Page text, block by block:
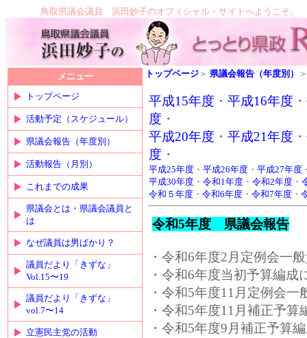
鳥取県議会議員 浜田妙子のオフィシャル・サイトへようこそ。
メニュー
トップページ
活動予定（スケジュール）
県議会報告（年度別）
活動報告（月別）
これまでの成果
県議会とは・県議会議員と
は
なぜ議員は男ばかり？
議員だより「きずな」
Vol.15〜19
議員だより「きずな」
vol.7〜14
立憲民主党の活動
トップページ ＞ 県議会報告（年度別） ＞
平成15年度 ・ 平成16年度 ・
度 ・
平成20年度 ・ 平成21年度 ・
度 ・
平成25年度 ・ 平成26年度 ・ 平成27年度
平成30年度 ・ 令和1年度 ・ 令和2年度 ・
令和５年度 ・ 令和6年度 ・ 令和7年度 ・
令和5年度 県議会報告
・令和6年度2月定例会一
・令和6年度当初予算編成
・令和5年度11月定例会一
・令和5年度11月補正予
・令和5年度9月補正予算